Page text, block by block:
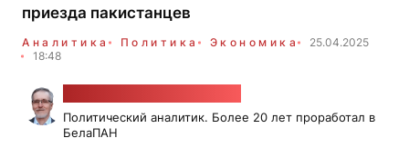
приезда пакистанцев
Аналитика Политика Экономика
25.04.2025
18:48
Политический аналитик. Более 20 лет проработал в
БелаПАН